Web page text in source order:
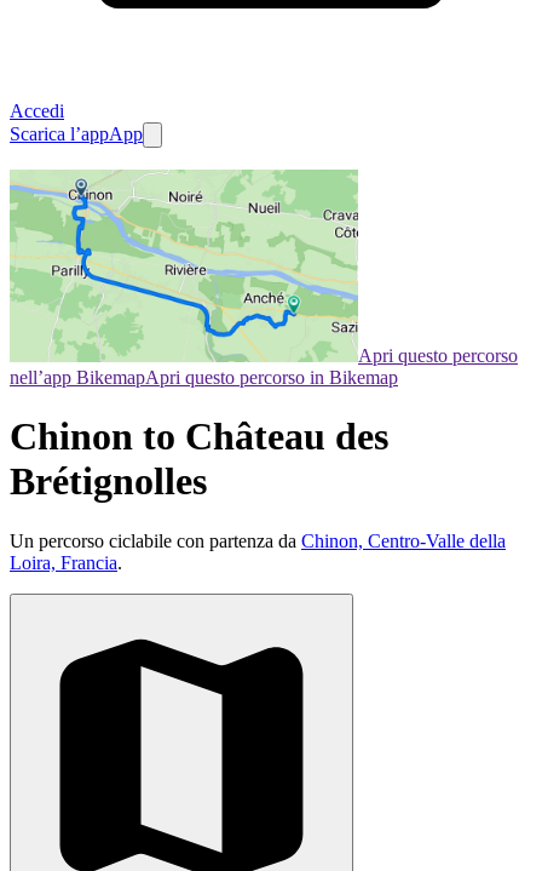
Accedi
Scarica l’appApp
Apri questo percorso
nell’app BikemapApri questo percorso in Bikemap
Chinon to Château des
Brétignolles
Un percorso ciclabile con partenza da Chinon, Centro-Valle della
Loira, Francia.